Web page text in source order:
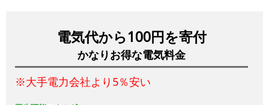
電気代から100円を寄付
かなりお得な電気料金
※大手電力会社より5％安い